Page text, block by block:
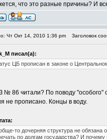
что это разные причины? И
Чт Окт 14, 2010 1:36 pm Заголовок
писал(а):
ЦБ прописан в законе о
№ 86 читали? По поводу "особого"
не прописано. Концы в воду.
то дочерняя структура не
по долгам государства? И